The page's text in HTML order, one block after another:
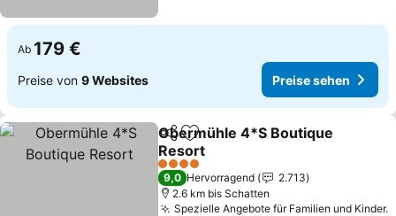
Ab 179 €
Preise von 9 Websites Preise sehen
TeilenZu Favoriten hinzufügen
Obermühle 4*S Boutique
Resort
4 Sterne
9,0 Hervorragend
2.713
2.6 km bis Schatten
Spezielle Angebote für Familien und Kinder.